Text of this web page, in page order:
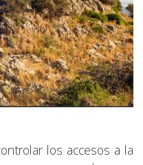
los accesos a la